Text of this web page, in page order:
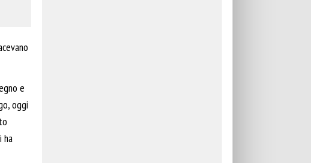
e
oggi
ha